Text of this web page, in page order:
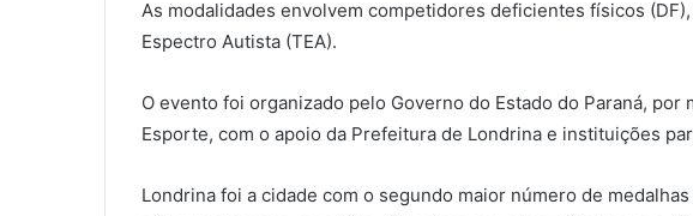
As modalidades envolvem competidores deficientes físicos
Espectro Autista (TEA).
O evento foi organizado pelo Governo do Estado do Paraná, por
Esporte, com o apoio da Prefeitura de Londrina e instituições
Londrina foi a cidade com o segundo maior número de